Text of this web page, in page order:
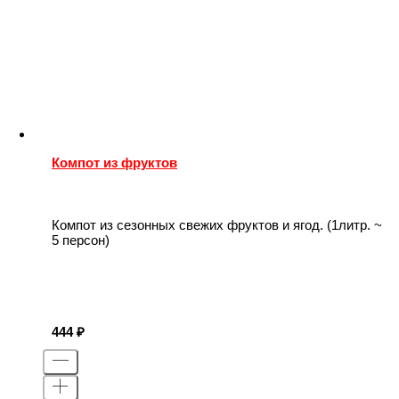
Компот из фруктов
Компот из сезонных свежих фруктов и ягод. (1литр. ~
5 персон)
444